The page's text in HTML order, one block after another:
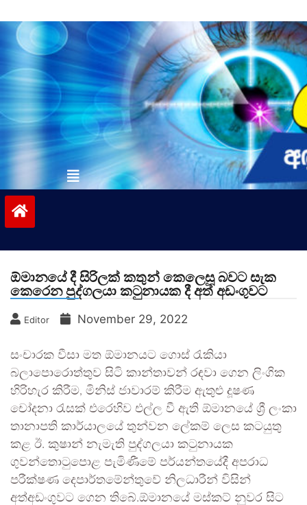
to
contentvinivida.lk
ඕමානයේ දී සිරිලක් කතුන් කෙලෙසූ බවට සැක
කෙරෙන පුද්ගලයා කටුනායක දී අත් අඩංගුවට
Editor November 29, 2022
සංචාරක වීසා මත ඕමානයට ගොස් රැකියා
බලාපොරොත්තුව සිටි කාන්තාවන් රඳවා ගෙන ලිංගික
හිරිහැර කිරීම, මිනිස් ජාවාරම් කිරීම ඇතුළු දූෂණ
චෝදනා රැසක් එරෙහිව එල්ල වී ඇති ඕමානයේ ශ්‍රී ලංකා
තානාපති කාර්යාලයේ තුන්වන ලේකම් ලෙස කටයුතු
කළ ඊ. කුෂාන් නැමැති පුද්ගලයා කටුනායක
ගුවන්තොටුපොළ පැමිණීමේ පර්යන්තයේදී අපරාධ
පරීක්ෂණ දෙපාර්තමේන්තුවේ නිලධාරීන් විසින්
අත්අඩංගුවට ගෙන තිබේ.ඕමානයේ මස්කට් නුවර සිට